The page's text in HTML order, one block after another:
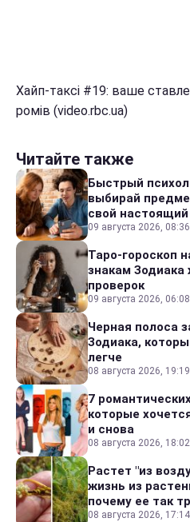
Хайп-таксі #19: ваше
ромів (video.rbc.ua)
Читайте также
Быстрый
выбирай
свой настоящий
09 августа 2026, 08:36
Таро-гороскоп
знакам
проверок
09 августа 2026, 06:08
Черная полоса
Зодиака,
легче
08 августа 2026, 19:19
7
которые
и снова
08 августа 2026, 18:02
Растет "из
жизнь из
почему ее так
08 августа 2026, 17:14